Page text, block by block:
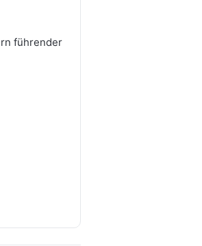
führender